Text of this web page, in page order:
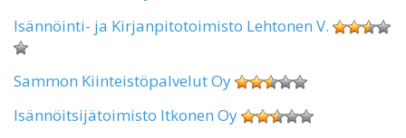
Isännöinti- ja Kirjanpitotoimisto Lehtonen V.
Sammon Kiinteistöpalvelut Oy
Isännöitsijätoimisto Itkonen Oy